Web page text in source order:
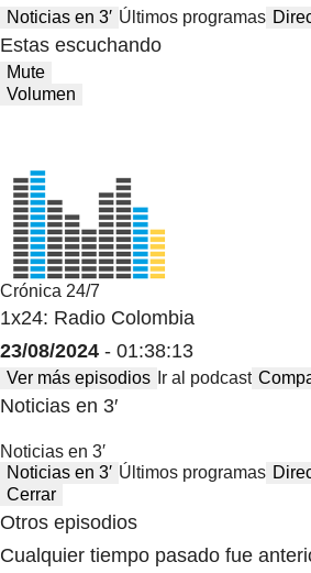
Noticias en 3′ Últimos programas
Estas escuchando
Mute
Volumen
Crónica 24/7
1x24: Radio Colombia
23/08/2024 - 01:38:13
Ver más episodios Ir al podcast
Noticias en 3′
Noticias en 3′
Noticias en 3′ Últimos programas
Cerrar
Otros episodios
Cualquier tiempo pasado fue